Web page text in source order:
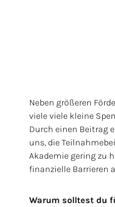
Neben größeren
viele viele kleine
Durch einen Beitrag
uns, die
Akademie gering zu
finanzielle Barrieren
Warum solltest du